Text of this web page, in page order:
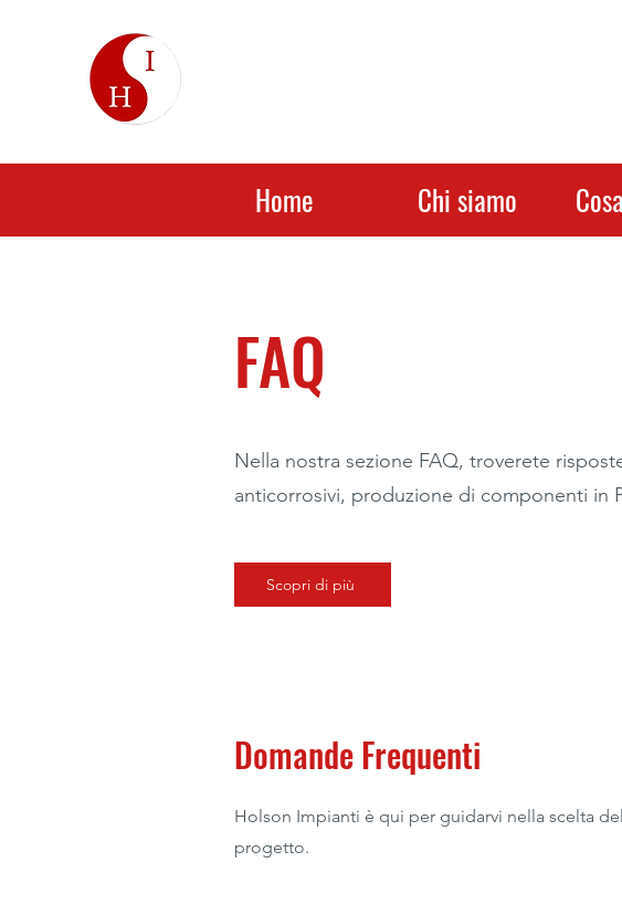
Home Chi siamo
FAQ
Nella nostra sezione FAQ, troverete
anticorrosivi, produzione di componenti in
Scopri di più
Domande Frequenti
Holson Impianti è qui per guidarvi nella scelta
progetto.